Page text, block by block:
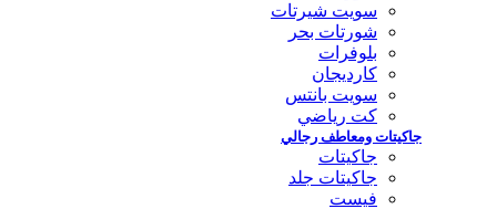
سويت شيرتات
شورتات بحر
بلوفرات
كارديجان
سويت بانتس
كت رياضي
جاكيتات ومعاطف رجالي
جاكيتات
جاكيتات جلد
فيست